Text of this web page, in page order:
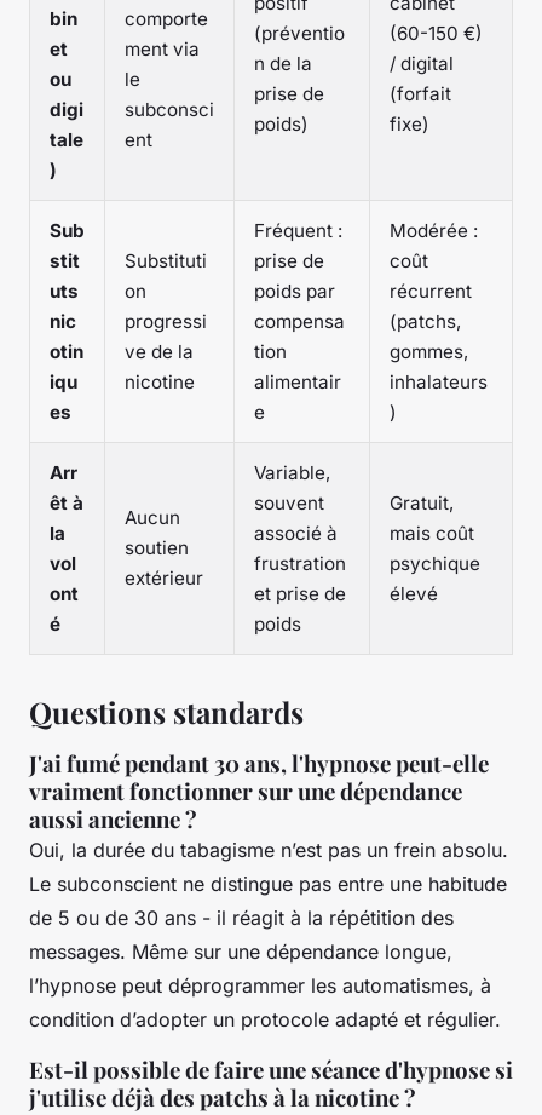
bin
et
ou
digi
tale
)
comporte
ment via
le
subconsci
ent
(préventio
n de la
prise de
poids)
(60-150 €)
/ digital
(forfait
fixe)
Sub
stit
uts
nic
otin
iqu
es
Substituti
on
progressi
ve de la
nicotine
Fréquent :
prise de
poids par
compensa
tion
alimentair
e
Modérée :
coût
récurrent
(patchs,
gommes,
inhalateurs
)
Arr
êt à
la
vol
ont
é
Aucun
soutien
extérieur
Variable,
souvent
associé à
frustration
et prise de
poids
Gratuit,
mais coût
psychique
élevé
Questions standards
J'ai fumé pendant 30 ans, l'hypnose peut-elle
vraiment fonctionner sur une dépendance
aussi ancienne ?
Oui, la durée du tabagisme n’est pas un frein absolu.
Le subconscient ne distingue pas entre une habitude
de 5 ou de 30 ans - il réagit à la répétition des
messages. Même sur une dépendance longue,
l’hypnose peut déprogrammer les automatismes, à
condition d’adopter un protocole adapté et régulier.
Est-il possible de faire une séance d'hypnose si
j'utilise déjà des patchs à la nicotine ?